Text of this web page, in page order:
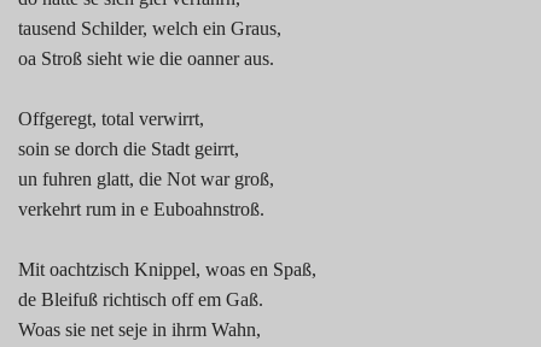
tausend Schilder, welch ein Graus,
oa Stroß sieht wie die oanner aus.
Offgeregt, total verwirrt,
soin se dorch die Stadt geirrt,
un fuhren glatt, die Not war groß,
verkehrt rum in e Euboahnstroß.
Mit oachtzisch Knippel, woas en Spaß,
de Bleifuß richtisch off em Gaß.
Woas sie net seje in ihrm Wahn,